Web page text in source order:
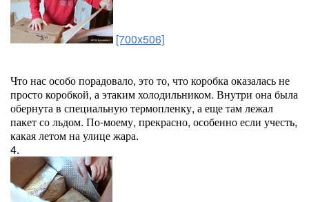
[700x506]
Что нас особо порадовало, это то, что коробка оказалась не
просто коробкой, а этаким холодильником. Внутри она была
обернута в специальную термопленку, а еще там лежал
пакет со льдом. По-моему, прекрасно, особенно если учесть,
какая летом на улице жара.
4.